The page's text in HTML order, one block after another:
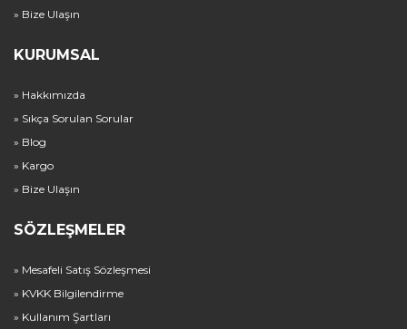
» Bize Ulaşın
KURUMSAL
» Hakkımızda
» Sıkça Sorulan Sorular
» Blog
» Kargo
» Bize Ulaşın
SÖZLEŞMELER
» Mesafeli Satış Sözleşmesi
» KVKK Bilgilendirme
» Kullanım Şartları